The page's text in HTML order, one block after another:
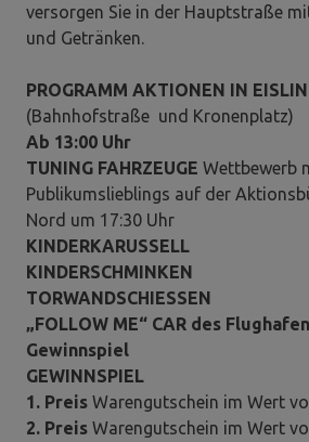
versorgen Sie in der Hauptstraße
und Getränken.
PROGRAMM AKTIONEN IN
(Bahnhofstraße und Kronenplatz)
Ab 13:00 Uhr
TUNING FAHRZEUGE Wettbewerb
Publikumslieblings auf der
Nord um 17:30 Uhr
KINDERKARUSSELL
KINDERSCHMINKEN
TORWANDSCHIESSEN
„FOLLOW ME“ CAR des
Gewinnspiel
GEWINNSPIEL
1. Preis Warengutschein im Wert
2. Preis Warengutschein im Wert